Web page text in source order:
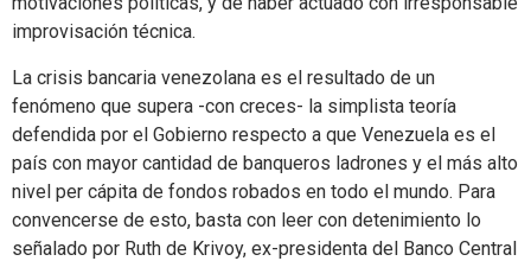
improvisación técnica.
La crisis bancaria venezolana es el resultado de un
fenómeno que supera -con creces- la simplista teoría
defendida por el Gobierno respecto a que Venezuela es el
país con mayor cantidad de banqueros ladrones y el más alto
nivel per cápita de fondos robados en todo el mundo. Para
convencerse de esto, basta con leer con detenimiento lo
señalado por Ruth de Krivoy, ex-presidenta del Banco Central